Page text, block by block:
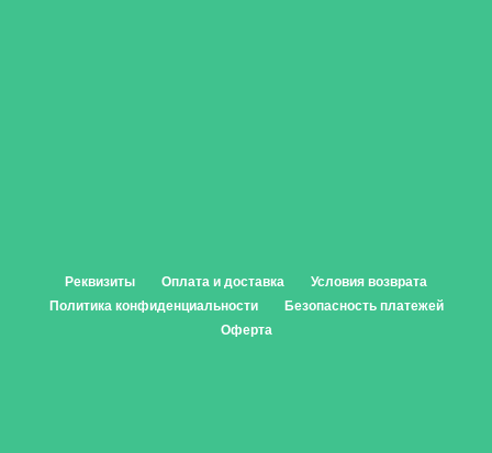
Реквизиты Оплата и доставка
Условия возврата
Политика конфиденциальности
Безопасность платежей
Оферта